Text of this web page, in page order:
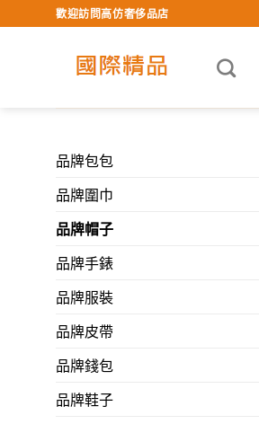
to
歡迎訪問高仿奢侈品店
品牌包包
品牌圍巾
品牌帽子
品牌手錶
品牌服裝
品牌皮帶
品牌錢包
品牌鞋子